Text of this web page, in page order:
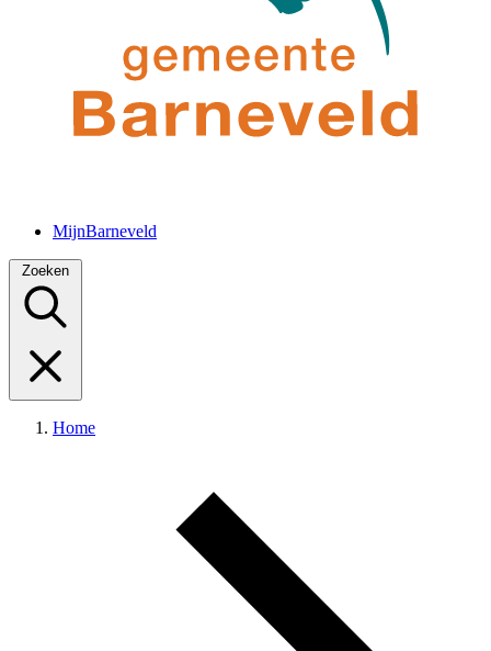
MijnBarneveld
Zoeken
Home